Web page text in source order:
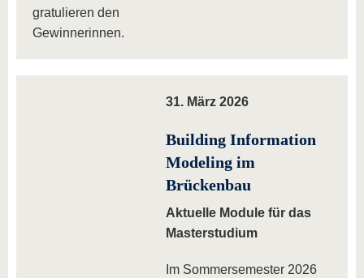
gratulieren den
Gewinnerinnen.
31. März 2026
Building Information
Modeling im
Brückenbau
Aktuelle Module für das
Masterstudium
Im Sommersemester 2026